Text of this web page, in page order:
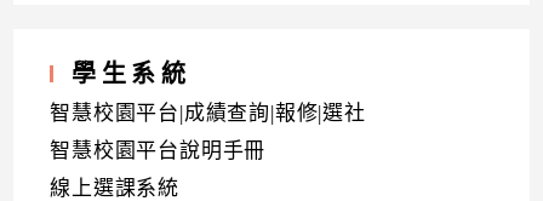
學生系統
智慧校園平台|成績查詢|報修|選社
智慧校園平台說明手冊
線上選課系統